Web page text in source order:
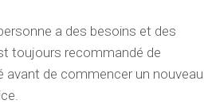
a des besoins et des
toujours recommandé de
avant de commencer un nouveau